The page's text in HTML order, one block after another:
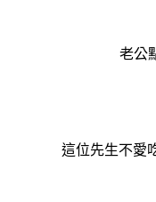
老公
這位先生不愛